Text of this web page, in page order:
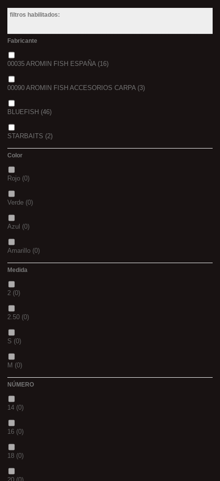
filtros habilitados:
Fabricante
00035 AROMIN FISH ESPAÑA(16)
00090 AROMIN FISH ACCESORIOS CARPA(3)
BLUEFISH (46)
STARBAITS (2)
Color
Rojo (0)
Verde (0)
Azul (0)
Amarillo (0)
(0)
(0)
BLACK & RED
PANTHER
36(0)
P(0)
14(0)
42(0)
Medida
2 (0)
2.50 (0)
S (0)
M (0)
20MM
3 M (0)
(0)
NÚMERO
14 (0)
16 (0)
18 (0)